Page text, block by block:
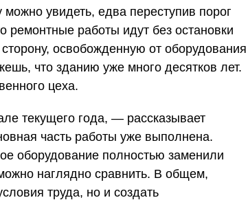
увидеть, едва переступив порог
ремонтные работы идут без остановки
освобожденную от оборудования
что зданию уже много десятков лет.
цеха.
текущего года, — рассказывает
часть работы уже выполнена.
оборудование полностью заменили
наглядно сравнить. В общем,
труда, но и создать